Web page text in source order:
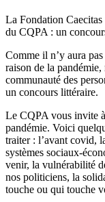
La Fondation
du CQPA : un
Comme il n’y aura
raison de la pandémie,
communauté des
un concours littéraire.
Le CQPA vous invite
pandémie. Voici
traiter : l’avant covid,
systèmes sociaux-
venir, la vulnérabilité
nos politiciens, la
touche ou qui touche